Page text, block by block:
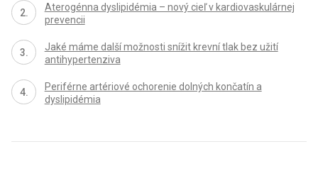
Aterogénna dyslipidémia – nový cieľ v kardiovaskulárnej
prevencii
Jaké máme další možnosti snížit krevní tlak bez užití
antihypertenziva
Periférne artériové ochorenie dolných končatín a
dyslipidémia